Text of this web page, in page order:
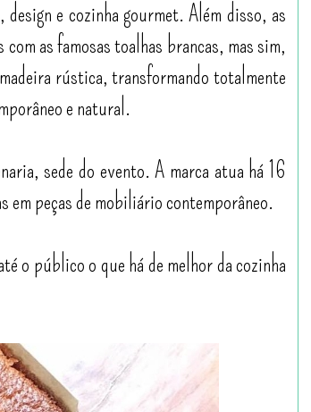
e cozinha gourmet. Além disso, as
as famosas toalhas brancas, mas sim,
rústica, transformando totalmente
e natural.
sede do evento. A marca atua há 16
em peças de mobiliário contemporâneo.
o público o que há de melhor da cozinha